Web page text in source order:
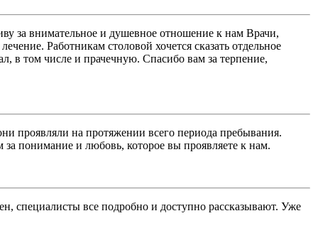
за внимательное и душевное отношение к нам Врачи,
Работникам столовой хочется сказать отдельное
в том числе и прачечную. Спасибо вам за терпение,
проявляли на протяжении всего периода пребывания.
понимание и любовь, которое вы проявляете к нам.
специалисты все подробно и доступно рассказывают. Уже